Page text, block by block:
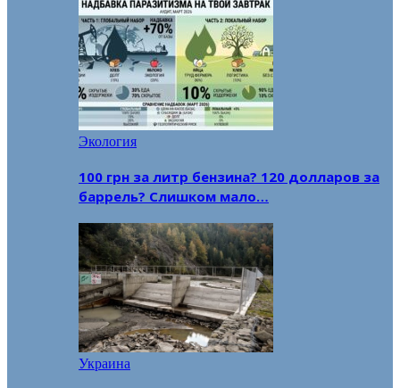
Экология
100 грн за литр бензина? 120 долларов за
баррель? Слишком мало…
Украина